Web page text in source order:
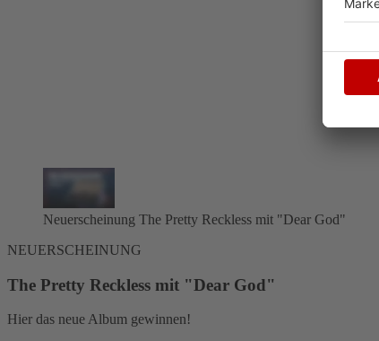
Neuerscheinung The Pretty Reckless mit "Dear God"
NEUERSCHEINUNG
The Pretty Reckless mit "Dear God"
Hier das neue Album gewinnen!